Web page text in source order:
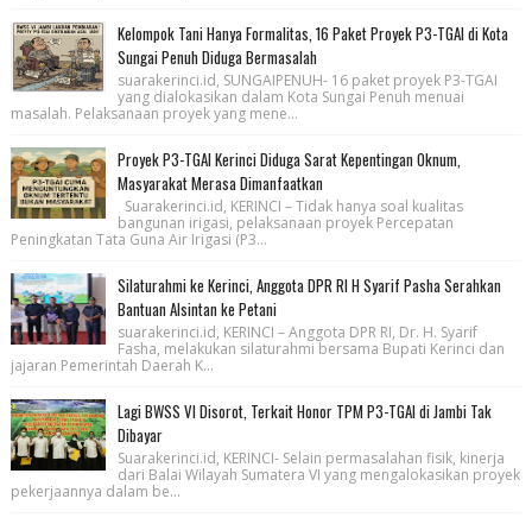
Kelompok Tani Hanya Formalitas, 16 Paket Proyek P3-TGAI di Kota
Sungai Penuh Diduga Bermasalah
suarakerinci.id, SUNGAIPENUH- 16 paket proyek P3-TGAI
yang dialokasikan dalam Kota Sungai Penuh menuai
masalah. Pelaksanaan proyek yang mene...
Proyek P3-TGAI Kerinci Diduga Sarat Kepentingan Oknum,
Masyarakat Merasa Dimanfaatkan
Suarakerinci.id, KERINCI – Tidak hanya soal kualitas
bangunan irigasi, pelaksanaan proyek Percepatan
Peningkatan Tata Guna Air Irigasi (P3...
Silaturahmi ke Kerinci, Anggota DPR RI H Syarif Pasha Serahkan
Bantuan Alsintan ke Petani
suarakerinci.id, KERINCI – Anggota DPR RI, Dr. H. Syarif
Fasha, melakukan silaturahmi bersama Bupati Kerinci dan
jajaran Pemerintah Daerah K...
Lagi BWSS VI Disorot, Terkait Honor TPM P3-TGAI di Jambi Tak
Dibayar
Suarakerinci.id, KERINCI- Selain permasalahan fisik, kinerja
dari Balai Wilayah Sumatera VI yang mengalokasikan proyek
pekerjaannya dalam be...